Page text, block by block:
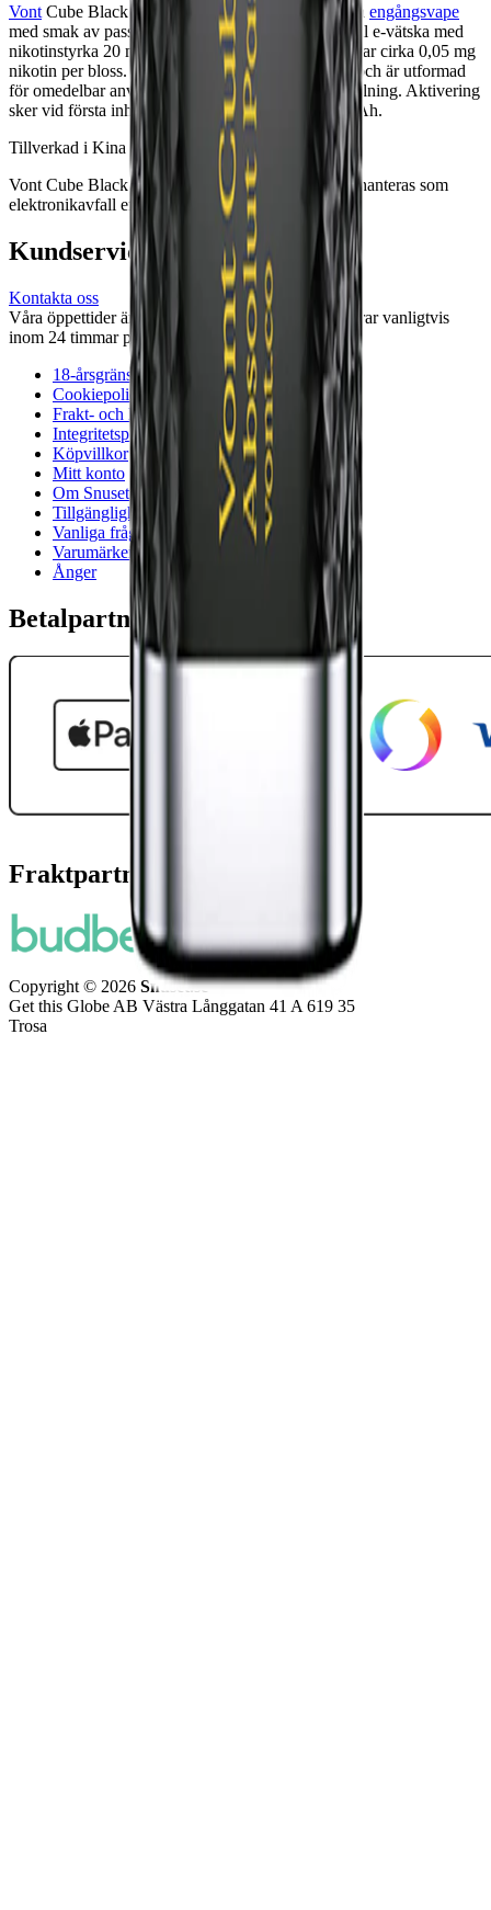
Vont Cube Black Edition Absolut Passionfruit är en engångsvape
med smak av passionsfrukt. Enheten innehåller 2 ml e-vätska med
nikotinstyrka 20 mg/ml nikotinsalter, vilket motsvarar cirka 0,05 mg
nikotin per bloss. Produkten ger upp till 800 bloss och är utformad
för omedelbar användning utan laddning eller påfyllning. Aktivering
sker vid första inhalering. Batteri: integrerat 550 mAh.
Tillverkad i Kina för Vont AB.
Vont Cube Black Edition Absolut Passionfruit bör hanteras som
elektronikavfall efter användning.
Kundservice
Kontakta oss
Våra öppettider är: Alla dagar 08:00 - 18:00 Vi svarar vanligtvis
inom 24 timmar på vardagar.
18-årsgräns
Cookiepolicy
Frakt- och leveransvillkor
Integritetspolicy
Köpvillkor
Mitt konto
Om Snuset.se
Tillgänglighetsredogörelse
Vanliga frågor
Varumärken
Ånger
Betalpartner
Fraktpartners
Copyright © 2026 Snuset.se
Get this Globe AB Västra Långgatan 41 A 619 35
Trosa